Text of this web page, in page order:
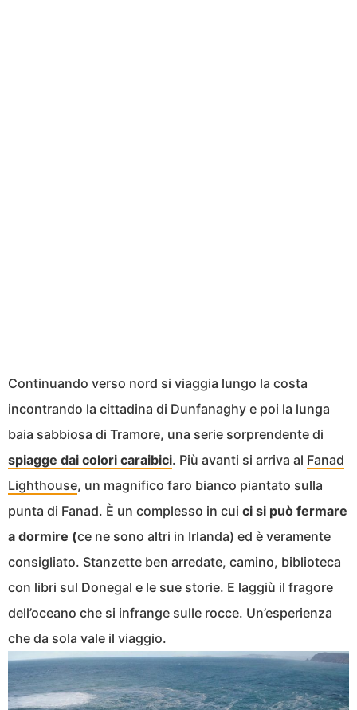
Continuando verso nord si viaggia lungo la costa
incontrando la cittadina di Dunfanaghy e poi la lunga
baia sabbiosa di Tramore, una serie sorprendente di
spiagge dai colori caraibici. Più avanti si arriva al Fanad
Lighthouse, un magnifico faro bianco piantato sulla
punta di Fanad. È un complesso in cui ci si può fermare
a dormire (ce ne sono altri in Irlanda) ed è veramente
consigliato. Stanzette ben arredate, camino, biblioteca
con libri sul Donegal e le sue storie. E laggiù il fragore
dell’oceano che si infrange sulle rocce. Un’esperienza
che da sola vale il viaggio.